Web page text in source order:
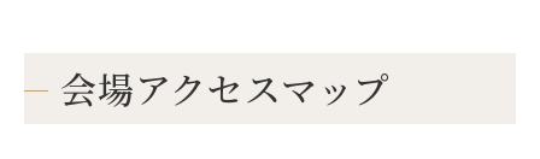
会場アクセスマップ